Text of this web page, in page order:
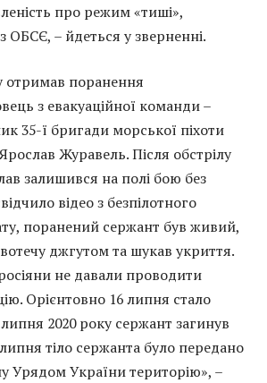
про режим «тиші»,
ОБСЄ, – йдеться у зверненні.
отримав поранення
з евакуаційної команди –
35-ї бригади морської піхоти
Журавель. Після обстрілу
залишився на полі бою без
відео з безпілотного
поранений сержант був живий,
джгутом та шукав укриття.
не давали проводити
Орієнтовно 16 липня стало
2020 року сержант загинув
тіло сержанта було передано
Урядом України територію», –